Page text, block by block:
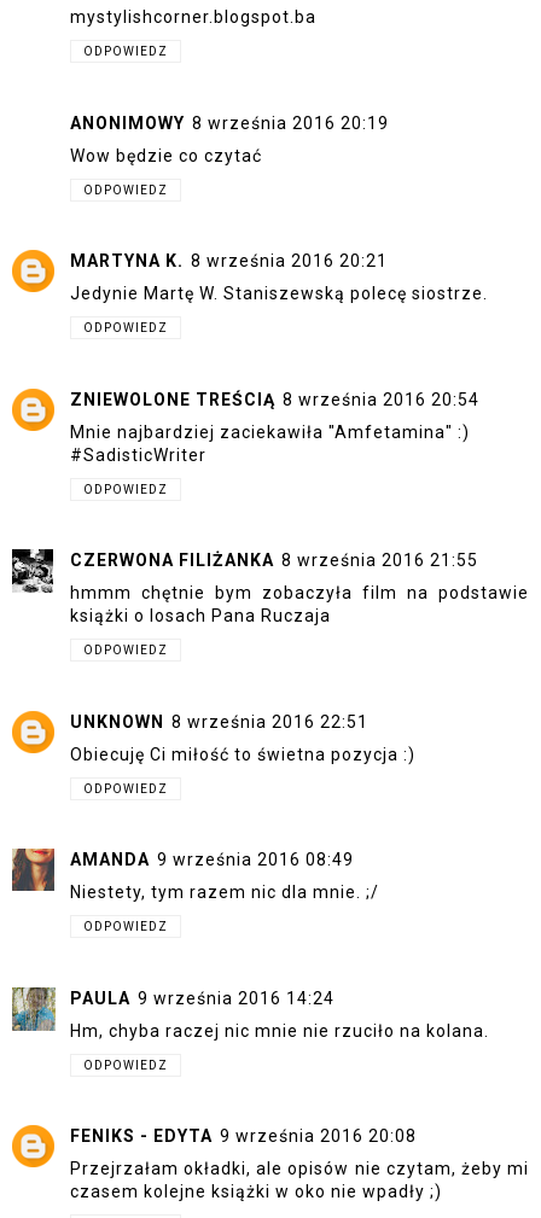
mystylishcorner.blogspot.ba
ODPOWIEDZ
ANONIMOWY 8 września 2016 20:19
Wow będzie co czytać
ODPOWIEDZ
MARTYNA K. 8 września 2016 20:21
Jedynie Martę W. Staniszewską polecę siostrze.
ODPOWIEDZ
ZNIEWOLONE TREŚCIĄ 8 września 2016 20:54
Mnie najbardziej zaciekawiła "Amfetamina" :)
#SadisticWriter
ODPOWIEDZ
CZERWONA FILIŻANKA 8 września 2016 21:55
hmmm chętnie bym zobaczyła film na podstawie
książki o losach Pana Ruczaja
ODPOWIEDZ
UNKNOWN
8 września 2016 22:51
Obiecuję Ci miłość to świetna pozycja :)
ODPOWIEDZ
AMANDA 9 września 2016 08:49
Niestety, tym razem nic dla mnie. ;/
ODPOWIEDZ
PAULA 9 września 2016 14:24
Hm, chyba raczej nic mnie nie rzuciło na kolana.
ODPOWIEDZ
FENIKS - EDYTA 9 września 2016 20:08
Przejrzałam okładki, ale opisów nie czytam, żeby mi
czasem kolejne książki w oko nie wpadły ;)